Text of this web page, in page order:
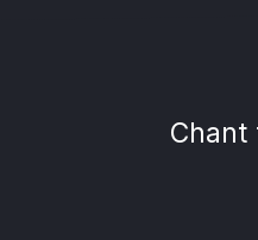
Chant